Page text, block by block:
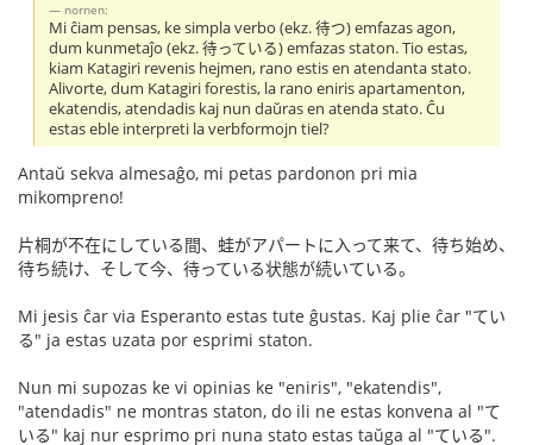
nornen:
Mi ĉiam pensas, ke simpla verbo (ekz. 待つ) emfazas agon,
dum kunmetaĵo (ekz. 待っている) emfazas staton. Tio estas,
kiam Katagiri revenis hejmen, rano estis en atendanta stato.
Alivorte, dum Katagiri forestis, la rano eniris apartamenton,
ekatendis, atendadis kaj nun daŭras en atenda stato. Ĉu
estas eble interpreti la verbformojn tiel?
Antaŭ sekva almesaĝo, mi petas pardonon pri mia
mikompreno!
片桐が不在にしている間、蛙がアパートに入って来て、待ち始め、
待ち続け、そして今、待っている状態が続いている。
Mi jesis ĉar via Esperanto estas tute ĝustas. Kaj plie ĉar "てい
る" ja estas uzata por esprimi staton.
Nun mi supozas ke vi opinias ke "eniris", "ekatendis",
"atendadis" ne montras staton, do ili ne estas konvena al "て
いる" kaj nur esprimo pri nuna stato estas taŭga al "ている".